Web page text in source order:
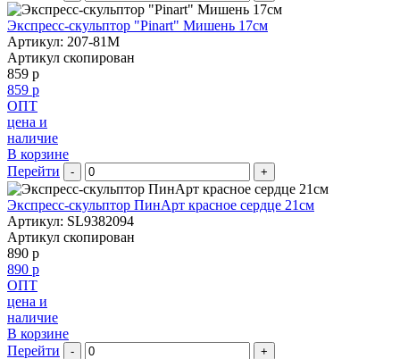
Экспресс-скульптор "Pinart" Мишень 17см
Артикул: 207-81M
Артикул скопирован
859 р
859 р
ОПТ
цена и
наличие
В корзине
Перейти
- +
Экспресс-скульптор ПинАрт красное сердце 21см
Артикул: SL9382094
Артикул скопирован
890 р
890 р
ОПТ
цена и
наличие
В корзине
Перейти
- +